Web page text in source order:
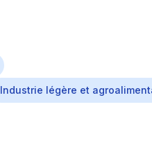
Industrie légère et